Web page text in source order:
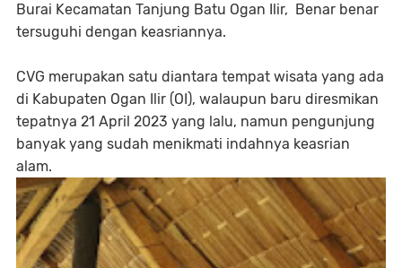
Burai Kecamatan Tanjung Batu Ogan Ilir, Benar benar
tersuguhi dengan keasriannya.
CVG merupakan satu diantara tempat wisata yang ada
di Kabupaten Ogan Ilir (OI), walaupun baru diresmikan
tepatnya 21 April 2023 yang lalu, namun pengunjung
banyak yang sudah menikmati indahnya keasrian
alam.